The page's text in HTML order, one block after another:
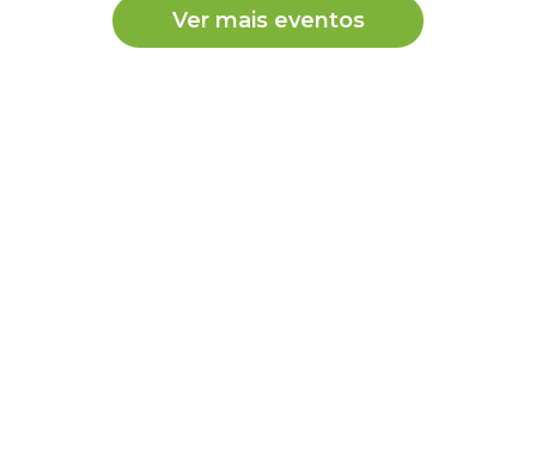
Ver mais eventos